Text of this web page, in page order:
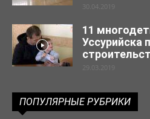
30.04.2019
11
Уссурийска
29.03.2019
ПОПУЛЯРНЫЕ РУБРИКИ